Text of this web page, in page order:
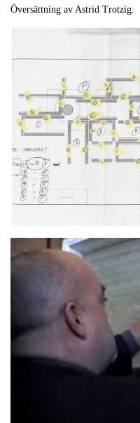
Översättning av Astrid Trotzig.